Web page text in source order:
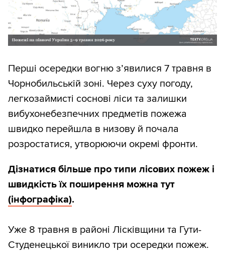
Перші осередки вогню з’явилися 7 травня в
Чорнобильській зоні. Через суху погоду,
легкозаймисті соснові ліси та залишки
вибухонебезпечних предметів пожежа
швидко перейшла в низову й почала
розростатися, утворюючи окремі фронти.
Дізнатися більше про типи лісових пожеж і
швидкість їх поширення можна тут
(інфографіка).
Уже 8 травня в районі Лісківщини та Гути-
Студенецької виникло три осередки пожеж.